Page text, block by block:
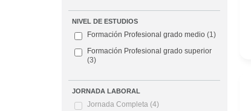
NIVEL DE ESTUDIOS
Formación Profesional grado medio (1)
Formación Profesional grado superior
(3)
JORNADA LABORAL
Jornada Completa (4)